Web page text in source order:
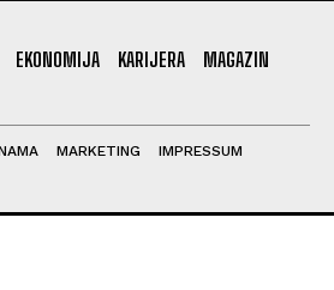
EKONOMIJA KARIJERA
MAGAZIN
MARKETING
IMPRESSUM